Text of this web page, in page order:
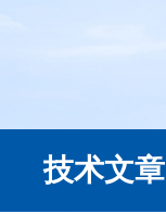
技术文章